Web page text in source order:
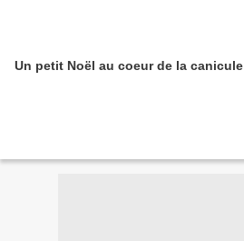
Un petit Noël au coeur de la canicule